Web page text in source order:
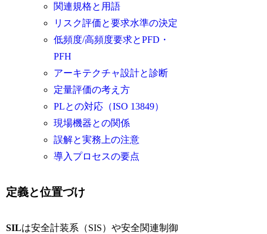
関連規格と用語
リスク評価と要求水準の決定
低頻度/高頻度要求とPFD・
PFH
アーキテクチャ設計と診断
定量評価の考え方
PLとの対応（ISO 13849）
現場機器との関係
誤解と実務上の注意
導入プロセスの要点
定義と位置づけ
SILは安全計装系（SIS）や安全関連制御